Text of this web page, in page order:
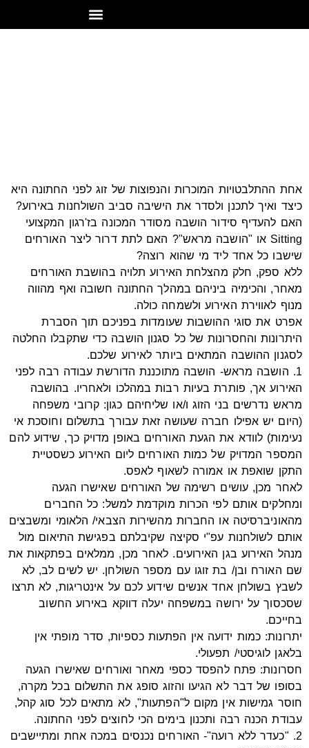
אחת ההתלבטויות המוכרות והנפוצות של זוג לפני החתונה היא
כיצד ואיך לתכנן ולסדר את הישיבה סביב השולחנות באירוע?
האם להעדיף סידור הושבה מסודר המכונה בז'רגון המקצועי
Sitting או "הושבה מראש"? האם לתת דרור ליצר האורחים
שישבו כל אחד ליד מי שהוא רוצה?
ללא ספק, חלק מהצלחת האירוע תלויה בהושבת האורחים
מאחר, והכימיה ביניהם במהלך החתונה חשובה ואף מהווה
מנוף לאווירת האירוע ולשמחה כולה.
אפרט את סוגי ההושבות שעומדות בפניכם תוך הסברת
היתרונות והחסרונות של כל סגנון הושבה כדי שתקבלו החלטה
לסגנון ההושבה המתאים ביותר לאירוע שלכם.
1. הושבה מראש- הושבה מתוכננת הדורשת עבודה רבה לפני
האירוע אך, פותרת בעיות רבות במהלכו ולאחריו. בהושבה
מראש נדרשים בני הזוג ו/או שליחיהם כגון: קרובי משפחה
(היום יש אפילו חברה שעושה זאת עבורך בתשלום וחוסכת אי
נעימות) לוודא את הגעת האורחים באופן מדויק כך, שידוע להם
המספר המדויק של כמות האורחים ליום האירוע כשסטיית
התקן שואפת או אמורה לשאוף לאפס.
לאחר מכן, עושים רשימה של האורחים שאישרו הגעה
ומחלקים אותם לפי הכרות מוקדמת למשל: כל החברים
מהאוניברסיטה או החברות מהשירות הצבאי/ הלאומי ומשבצים
אותם לשולחנות עפ"י סקיצה שקיבלתם בפגישת התיאום מול
מנהל האירוע בגן האירועים. לאחר מכן, ממלאים בפתקאות את
שם האורח ובן/ בת זוגו עם מספר השולחן. יש לשים לב, לא
לשבץ בשולחן אחד אנשים שידוע לכם על אינטריגות, לא תרצו
שסכסוך על ירושה במשפחה יעלה דווקא באירוע החשוב
בחייכם.
יתרונות: כמות ידועה אין הפתעות כספיות, סדר מופתי אין
בלאגן לוגיסטי/ תפעולי.
חסרונות: פתח להפסד כספי מאחר ואורחים שאישרו הגעה
בסופו של דבר לא הגיעו והזוג סופג את התשלום בכל מקרה,
חוסר גמישות אין מקום ל"הפתעות", לא מתאים לכל סוג קהל,
עבודת הכנה רבה ותכנון בימים הכי לחוצים לפני החתונה.
2. "כעדר ללא רועה"- האורחים נכנסים במכה אחת ומתיישבים